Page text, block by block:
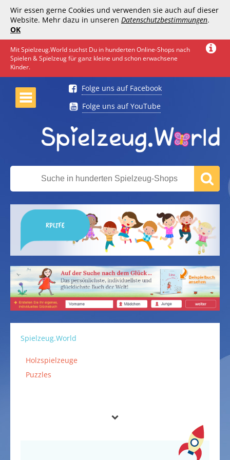
Wir essen gerne Cookies und verwenden sie auch auf dieser
Website. Mehr dazu in unseren Datenschutzbestimmungen.
OK
Mit Spielzeug.World suchst Du in hunderten Online-Shops nach
Spielen & Spielzeug für ganz kleine und schon erwachsene
Kinder.
Folge uns auf Facebook
Folge uns auf YouTube
RPLIFE
Spielzeug.World
Holzspielzeuge
Puzzles